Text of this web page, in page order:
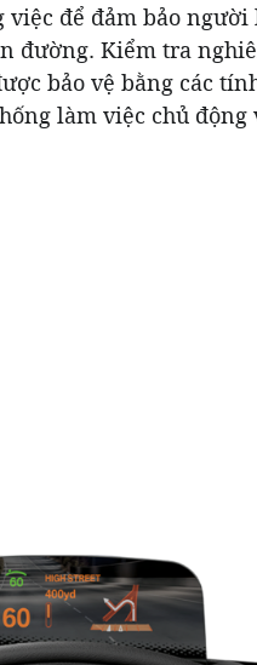
để đảm bảo
đường. Kiểm tra
bảo vệ bằng các
làm việc chủ động